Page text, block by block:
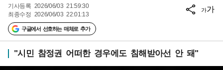
기사등록 2026/06/03 21:59:30
최종수정 2026/06/03 22:01:13
구글에서 선호하는 매체로 추가
가가
"시민 참정권 어떠한 경우에도 침해받아선 안 돼"